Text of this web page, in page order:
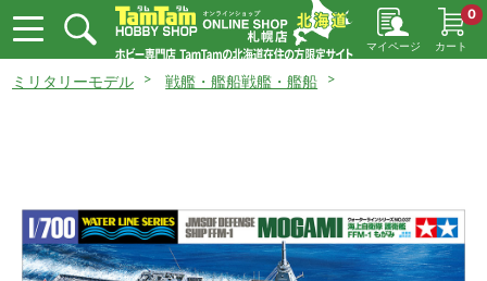
マイページ カート
0
ミリタリーモデル 戦艦・艦船戦艦・艦船